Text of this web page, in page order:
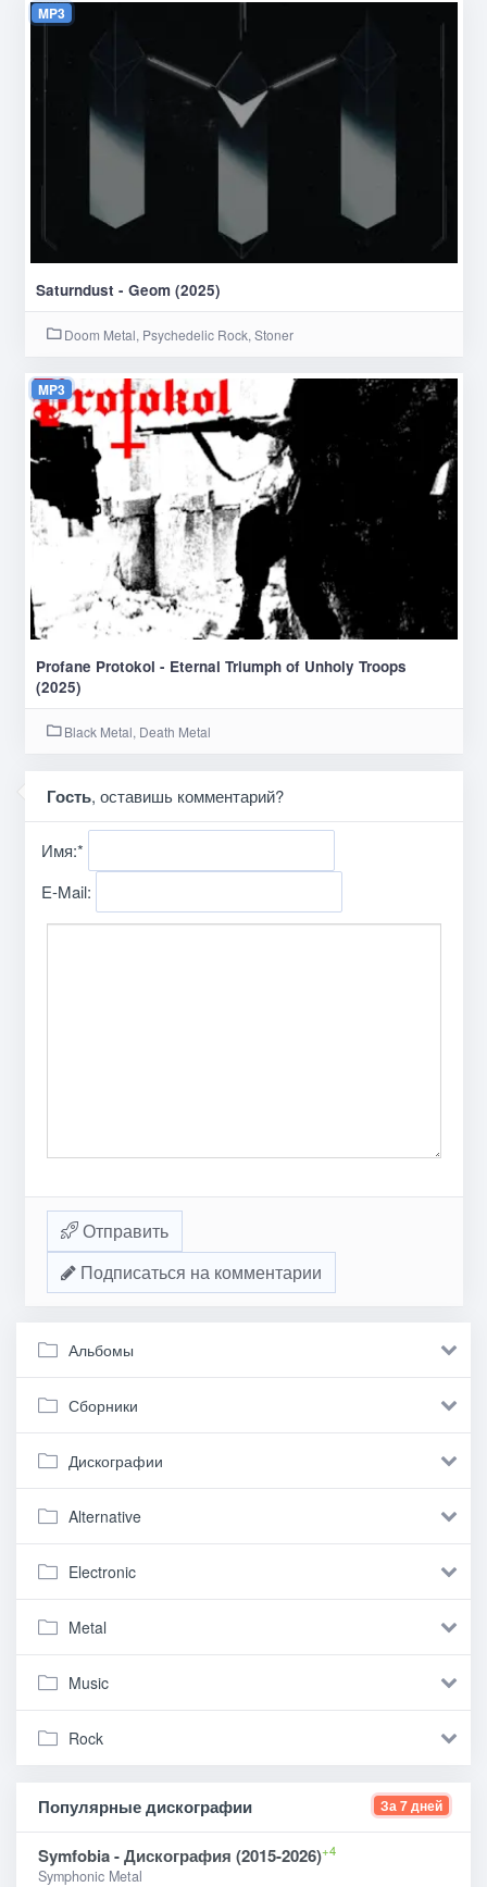
MP3
Saturndust - Geom (2025)
Doom Metal, Psychedelic Rock, Stoner
MP3
Profane Protokol - Eternal Triumph of Unholy Troops
(2025)
Black Metal, Death Metal
Гость, оставишь комментарий?
Имя:*
E-Mail:
Отправить
Подписаться на комментарии
Альбомы
Сборники
Дискографии
Alternative
Electronic
Metal
Music
Rock
Популярные дискографии За 7 дней
Symfobia - Дискография (2015-2026)+4
Symphonic Metal